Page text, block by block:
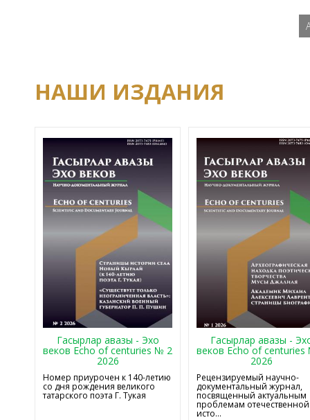
НАШИ ИЗДАНИЯ
Гасырлар авазы - Эхо
веков Echo of centuries № 2
2026
Номер приурочен к 140-летию
со дня рождения великого
татарского поэта Г. Тукая
Гасырлар авазы -
веков Echo of
2026
Рецензируемый научно-
документальный журнал,
посвященный актуальным
проблемам отечественной
исто...